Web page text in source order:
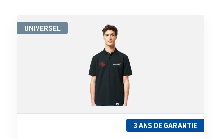
UNIVERSEL
3 ANS DE GARANTIE